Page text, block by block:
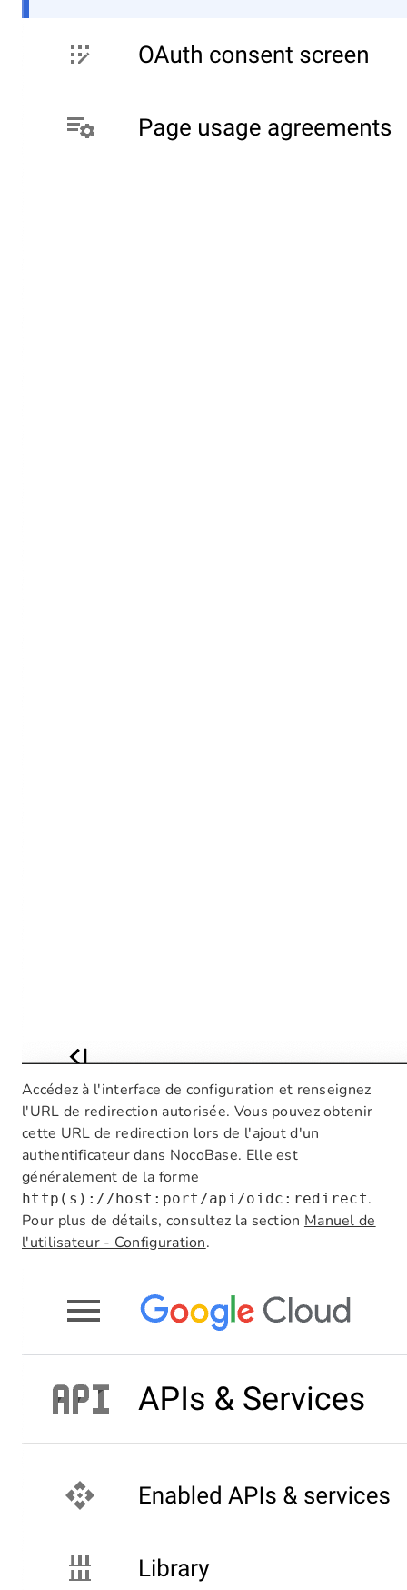
Accédez à l'interface de configuration et renseignez
l'URL de redirection autorisée. Vous pouvez obtenir
cette URL de redirection lors de l'ajout d'un
authentificateur dans NocoBase. Elle est
généralement de la forme
http(s)://host:port/api/oidc:redirect.
Pour plus de détails, consultez la section Manuel de
l'utilisateur - Configuration.